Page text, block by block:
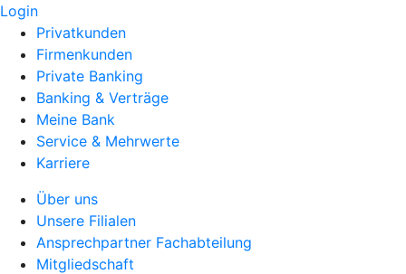
Login
Privatkunden
Firmenkunden
Private Banking
Banking & Verträge
Meine Bank
Service & Mehrwerte
Karriere
Über uns
Unsere Filialen
Ansprechpartner Fachabteilung
Mitgliedschaft